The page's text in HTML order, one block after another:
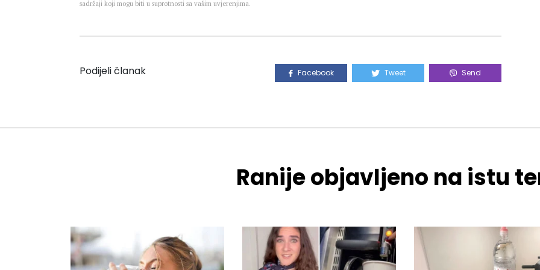
sadržaji koji mogu biti u suprotnosti sa vašim uvjerenjima.
Podijeli članak Facebook Tweet Send
Ranije objavljeno na istu